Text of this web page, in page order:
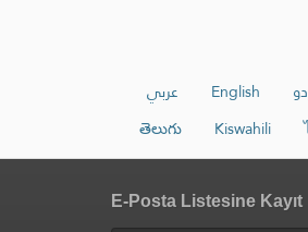
عربي English
తెలుగు
Kiswahili
E-Posta Listesine Kayıt